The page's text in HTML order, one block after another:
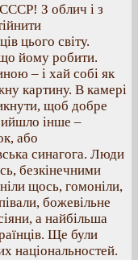
З облич і з
цього світу.
що йому робити.
– і хай собі як
картину. В камері
щоб добре
інше –
або
синагога. Люди
безкінечними
щось, гомоніли,
божевільне
а найбільша
Ще були
національностей.